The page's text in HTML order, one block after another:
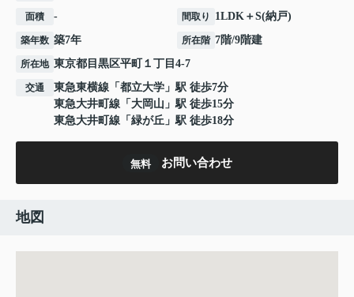
面積 - 間取り 1LDK＋S(納戸)
築年数 築7年 所在階 7階/9階建
所在地 東京都 目黒区平町 １丁目4-7
交通 東急東横線 「 都立大学 」駅 徒歩7分
東急大井町線 「 大岡山 」駅 徒歩15分
東急大井町線 「 緑が丘 」駅 徒歩18分
無料 お問い合わせ
地図